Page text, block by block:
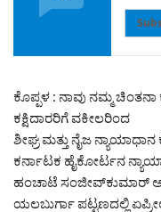
ಕೊಪ್ಪಳ : ನಾವು ನಮ್ಮ
ಕಕ್ಷಿದಾರರಿಗೆ ವಕೀಲರಿಂದ
ಶೀಘ್ರ ಮತ್ತು ನೈಜ
ಕರ್ನಾಟಕ ಹೈಕೋರ್ಟನ
ಹಂಚಾಟೆ ಸಂಜೀವ್‌ಕುಮಾರ್
ಯಲಬುರ್ಗಾ ಪಟ್ಟಣದಲ್ಲಿ